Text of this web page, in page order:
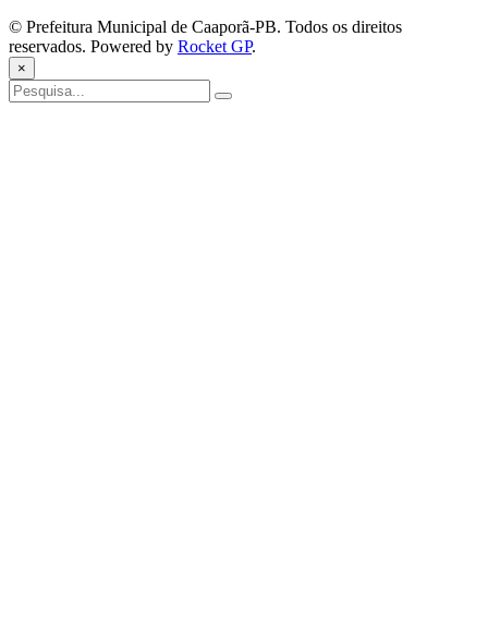
© Prefeitura Municipal de Caaporã-PB. Todos os direitos
reservados. Powered by Rocket GP.
×